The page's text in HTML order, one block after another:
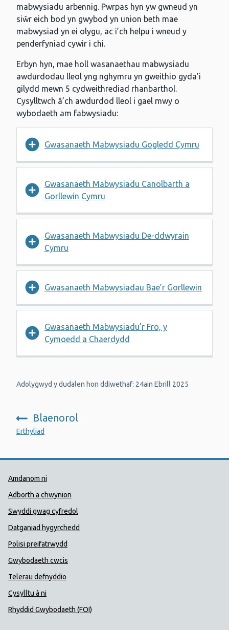
mabwysiadu arbennig. Pwrpas hyn yw gwneud yn
siŵr eich bod yn gwybod yn union beth mae
mabwysiad yn ei olygu, ac i’ch helpu i wneud y
penderfyniad cywir i chi.
Erbyn hyn, mae holl wasanaethau mabwysiadu
awdurdodau lleol yng nghymru yn gweithio gyda’i
gilydd mewn 5 cydweithrediad rhanbarthol.
Cysylltwch â’ch awdurdod lleol i gael mwy o
wybodaeth am fabwysiadu:
Gwasanaeth Mabwysiadu Gogledd Cymru
Gwasanaeth Mabwysiadu Canolbarth a
Gorllewin Cymru
Gwasanaeth Mabwysiadu De-ddwyrain
Cymru
Gwasanaeth Mabwysiadau Bae’r Gorllewin
Gwasanaeth Mabwysiadu’r Fro, y
Cymoedd a Chaerdydd
Adolygwyd y dudalen hon ddiwethaf: 24ain Ebrill 2025
Blaenorol
:
Erthyliad
Dolenni Cymorth Iechyd
Amdanom ni
Adborth a chwynion
Swyddi gwag cyfredol
Datganiad hygyrchedd
Polisi preifatrwydd
Gwybodaeth cwcis
Telerau defnyddio
Cysylltu â ni
Rhyddid Gwybodaeth (FOI)